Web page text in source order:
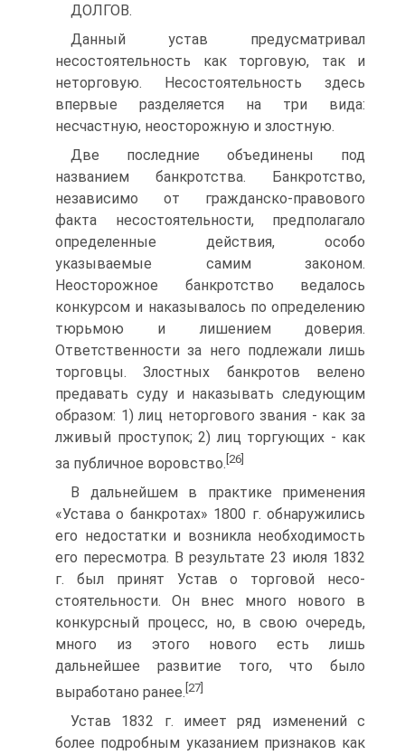
ДОЛГОВ.
Данный устав предусматривал
несостоятельность как торговую, так и
неторговую. Несостоятельность здесь
впервые разделяется на три вида:
несчастную, неосторожную и злостную.
Две последние объединены под
названием банкротства. Банкрот­ство,
независимо от гражданско-правового
факта несостоятельности, предполагало
определенные действия, особо
указываемые самим зако­ном.
Неосторожное банкротство ведалось
конкурсом и наказывалось по определению
тюрьмою и лишением доверия.
Ответственности за него подлежали лишь
торговцы. Злостных банкротов велено
предавать суду и наказывать следующим
образом: 1) лиц неторгового звания - как за
лжи­вый проступок; 2) лиц торгующих - как
за публичное воровство. [26]
В дальнейшем в практике применения
«Устава о банкротах» 1800 г. обнаружились
его недостатки и возникла необходимость
его пере­смотра. В результате 23 июля 1832
г. был принят Устав о торговой несо­
стоятельности. Он внес много нового в
конкурсный процесс, но, в свою очередь,
много из этого нового есть лишь
дальнейшее развитие того, что было
выработано ранее. [27]
Устав 1832 г. имеет ряд изменений с
более подробным указанием признаков как